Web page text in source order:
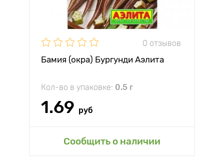
0 отзывов
Бамия (окра) Бургунди Аэлита
Кол-во в упаковке: 0.5 г
1.69 руб
Сообщить о наличии